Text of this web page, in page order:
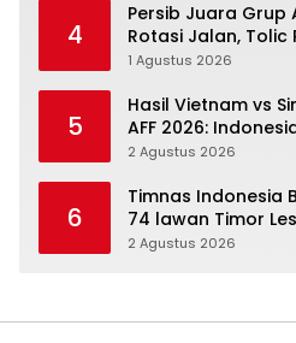
4
Persib Juara Grup
Rotasi Jalan, Tolic
Percaya
1 Agustus 2026
5
Hasil Vietnam vs
AFF 2026:
Terbuka
2 Agustus 2026
6
Timnas Indonesia
74 lawan Timor
Pecah
2 Agustus 2026